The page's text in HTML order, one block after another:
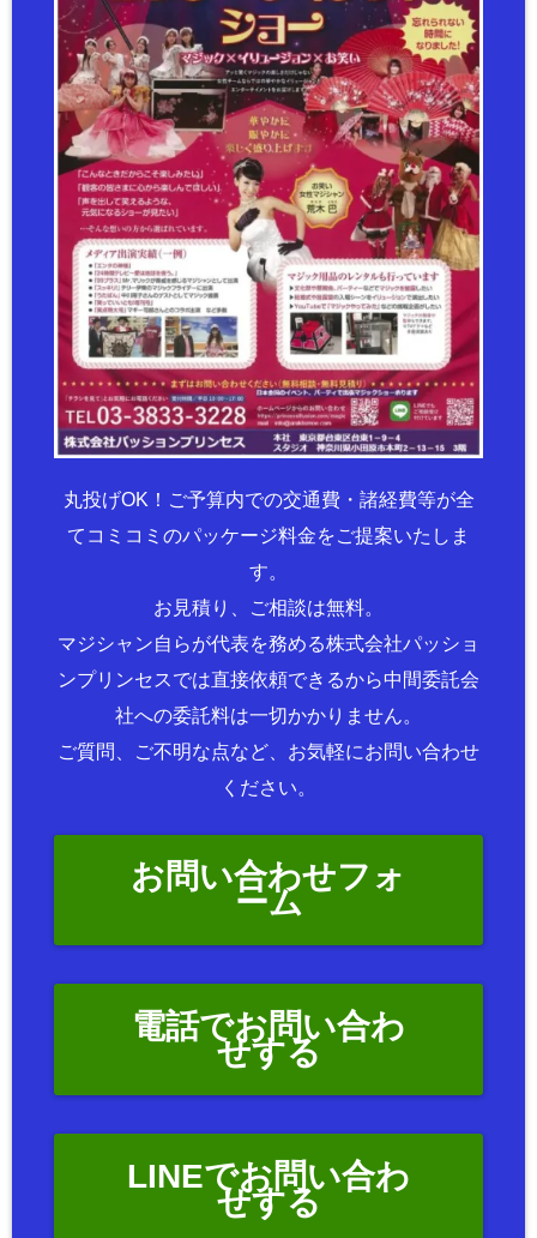
丸投げOK！ご予算内での交通費・諸経費等が全
てコミコミのパッケージ料金をご提案いたしま
す。
お見積り、ご相談は無料。
マジシャン自らが代表を務める株式会社パッショ
ンプリンセスでは直接依頼できるから中間委託会
社への委託料は一切かかりません。
ご質問、ご不明な点など、お気軽にお問い合わせ
ください。
お問い合わせフォ
ーム
電話でお問い合わ
せする
LINEでお問い合わ
せする